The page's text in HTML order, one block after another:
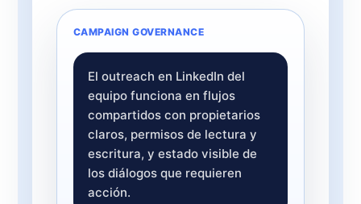
CAMPAIGN GOVERNANCE
El outreach en LinkedIn del
equipo funciona en flujos
compartidos con propietarios
claros, permisos de lectura y
escritura, y estado visible de
los diálogos que requieren
acción.